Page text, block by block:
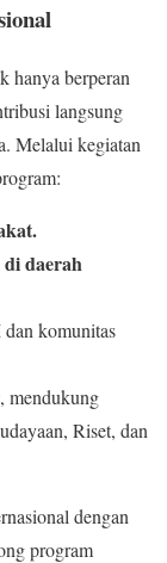
hanya berperan
langsung
Melalui kegiatan
daerah
komunitas
, mendukung
Riset, dan
dengan
program